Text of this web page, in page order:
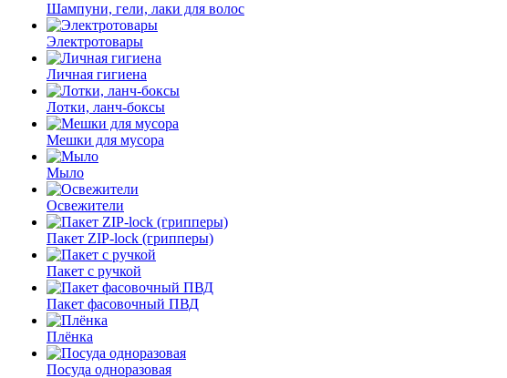
Шампуни, гели, лаки для волос
Электротовары
Личная гигиена
Лотки, ланч-боксы
Мешки для мусора
Мыло
Освежители
Пакет ZIP-lock (грипперы)
Пакет с ручкой
Пакет фасовочный ПВД
Плёнка
Посуда одноразовая